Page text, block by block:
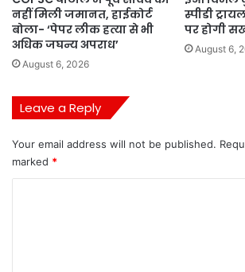
नहीं मिली जमानत, हाईकोर्ट
बोला- ‘पेपर लीक हत्या से भी
अधिक जघन्य अपराध’
August 6, 2026
स्पीडी
पर होगी
August 6,
Leave a Reply
Your email address will not be published.
marked *